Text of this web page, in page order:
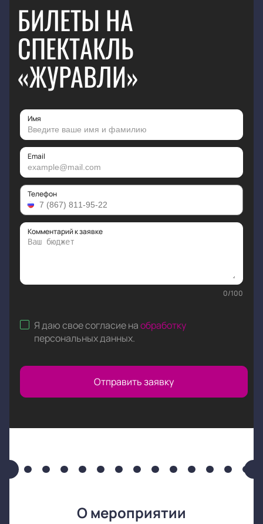
БИЛЕТЫ НА
СПЕКТАКЛЬ
«ЖУРАВЛИ»
Имя
Email
Телефон
Комментарий к заявке
0/100
Я даю свое согласие наобработку
персональных данных.
Отправить заявку
О мероприятии